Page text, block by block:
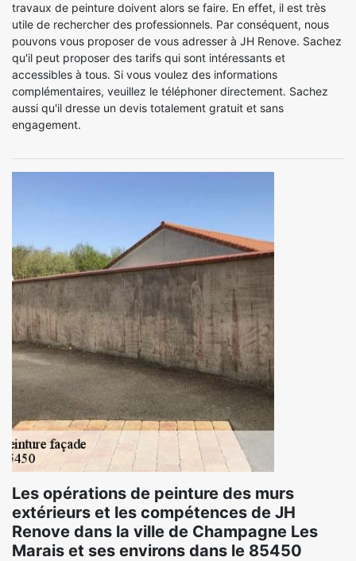
travaux de peinture doivent alors se faire. En effet, il est très
utile de rechercher des professionnels. Par conséquent, nous
pouvons vous proposer de vous adresser à JH Renove. Sachez
qu'il peut proposer des tarifs qui sont intéressants et
accessibles à tous. Si vous voulez des informations
complémentaires, veuillez le téléphoner directement. Sachez
aussi qu'il dresse un devis totalement gratuit et sans
engagement.
Les opérations de peinture des murs
extérieurs et les compétences de JH
Renove dans la ville de Champagne Les
Marais et ses environs dans le 85450